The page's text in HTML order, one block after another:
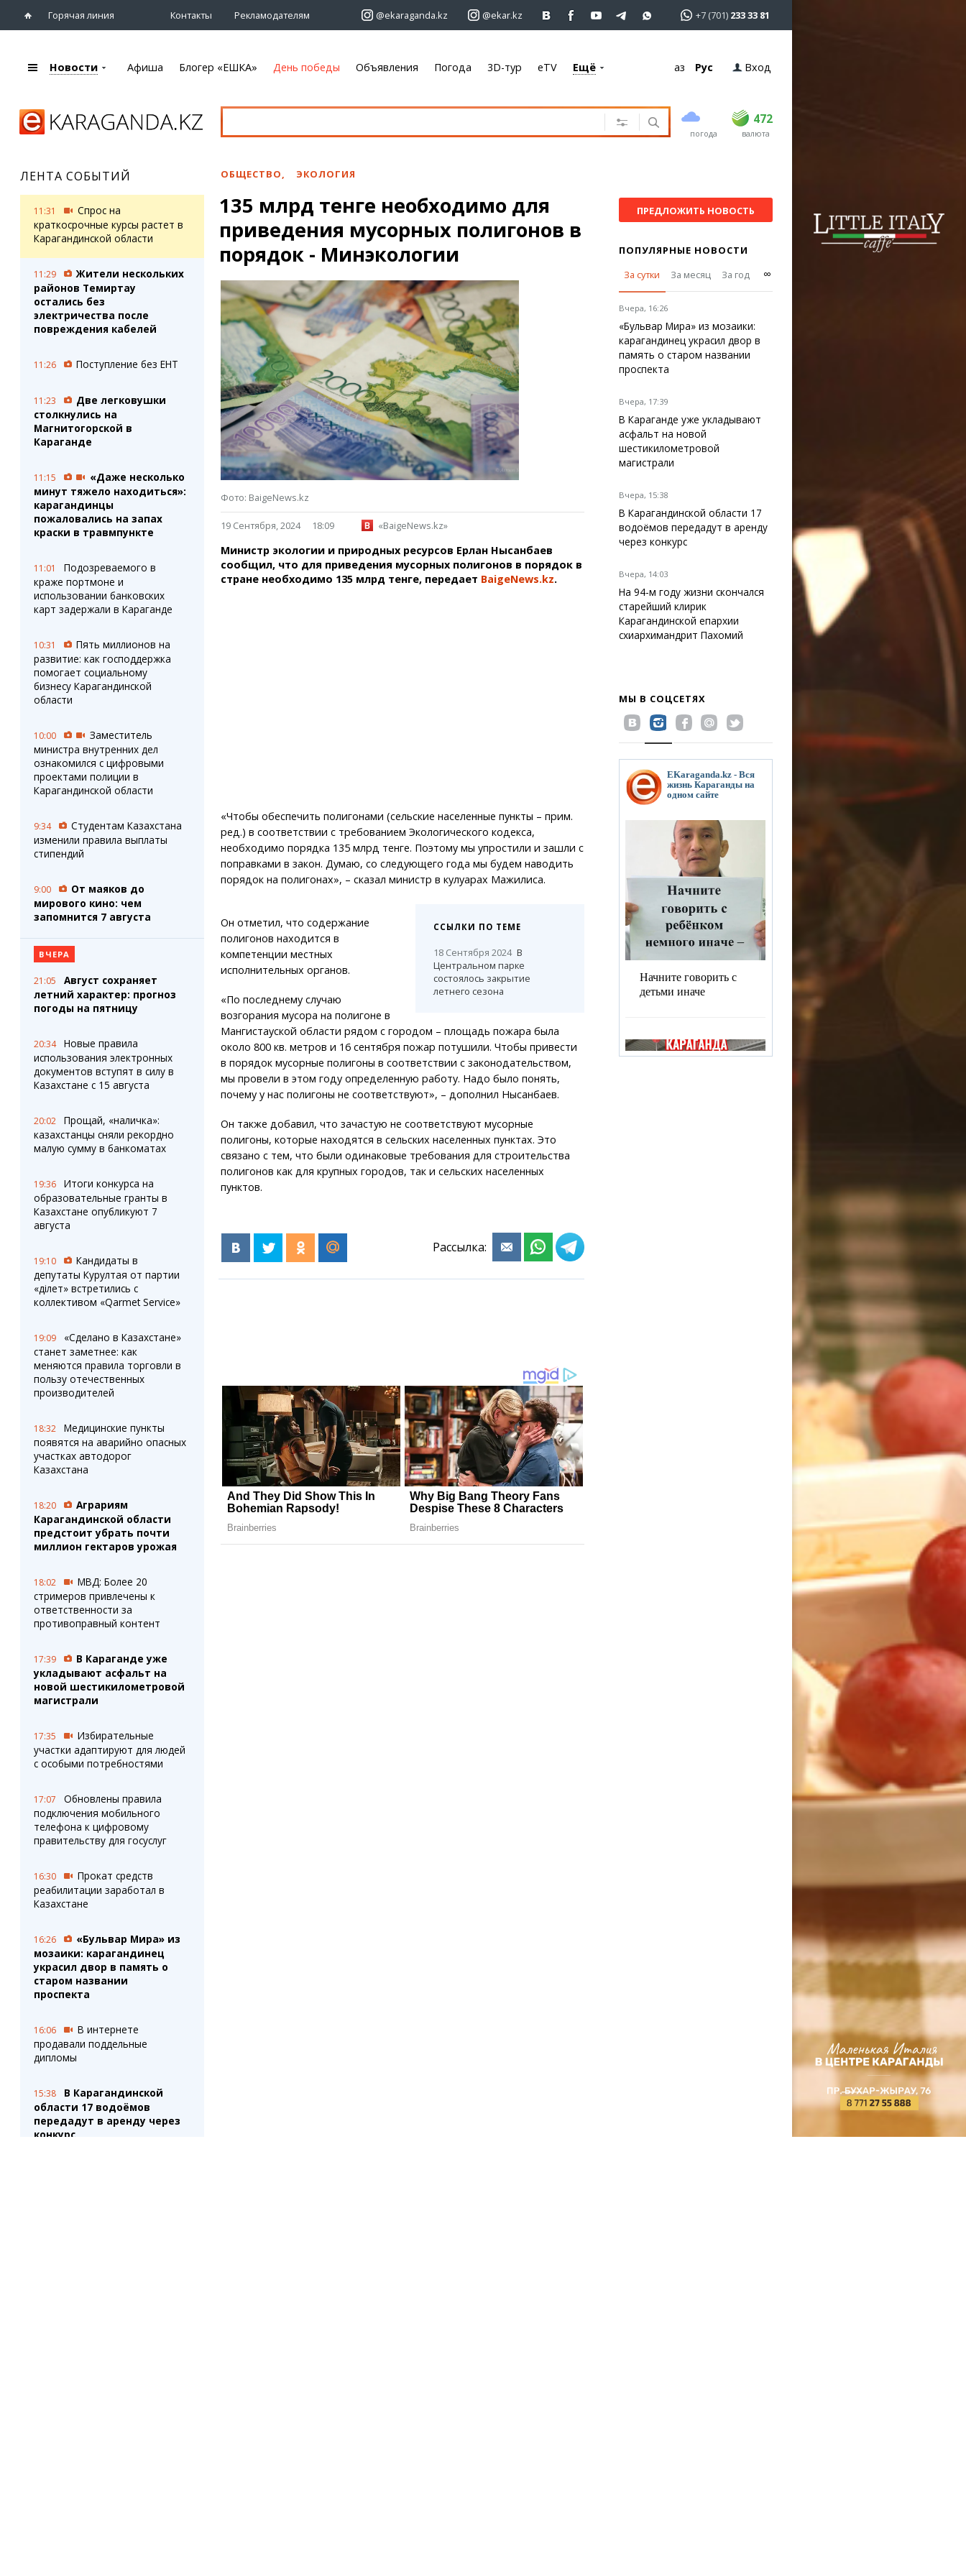
Горячая линия Контакты Рекламодателям @ekaraganda.kz @ekar.kz +7 (701) 233 33 81
Караганды
eTV
Рассылка новостей
Персоны
Афиша
Театры
Спорт
Выставки
Цирк и зоопарк
Объявления
Услуги
Электроника
Мебель
Блогер «ЕШКА»
Лента блогера
Штрихи
Коллаж недели
Ешкин гороскоп
Карты
Web-камеры
Пробки
Карта Караганды
Организации
Мой участковый
Перекрытие дорог
Погода
Караганда
Темиртау
Балхаш
Жезказган
Медиа
Фото
3D-тур
Timelapse
Сервисы
Переводчик
Справочник
Расписание транспорта
Автобусные остановки
Экстренные службы
Купить шины, легко!
Новости Афиша Блогер «ЕШКА» День победы Объявления Погода 3D-тур eTV Ещё Қаз Рус Вход
погода
472
USD 468.5 472
EUR валюта
ЛЕНТА СОБЫТИЙ
11:31
Спрос на
краткосрочные курсы растет в
Карагандинской области
11:29
Жители нескольких
районов Темиртау
остались без
электричества после
повреждения кабелей
11:26 Поступление без ЕНТ
11:23
Две легковушки
столкнулись на
Магнитогорской в
Караганде
11:15
«Даже несколько
минут тяжело находиться»:
карагандинцы
пожаловались на запах
краски в травмпункте
11:01
Подозреваемого в
краже портмоне и
использовании банковских
карт задержали в Караганде
10:31
Пять миллионов на
развитие: как господдержка
помогает социальному
бизнесу Карагандинской
области
10:00
Заместитель
министра внутренних дел
ознакомился с цифровыми
проектами полиции в
Карагандинской области
9:34
Студентам Казахстана
изменили правила выплаты
стипендий
9:00
От маяков до
мирового кино: чем
запомнится 7 августа
ВЧЕРА
21:05
Август сохраняет
летний характер: прогноз
погоды на пятницу
20:34
Новые правила
использования электронных
документов вступят в силу в
Казахстане с 15 августа
20:02
Прощай, «наличка»:
казахстанцы сняли рекордно
малую сумму в банкоматах
19:36
Итоги конкурса на
образовательные гранты в
Казахстане опубликуют 7
августа
19:10
Кандидаты в
депутаты Курултая от партии
«Әділет» встретились с
коллективом «Qarmet Service»
19:09
«Сделано в Казахстане»
станет заметнее: как
меняются правила торговли в
пользу отечественных
производителей
18:32
Медицинские пункты
появятся на аварийно опасных
участках автодорог
Казахстана
18:20
Аграриям
Карагандинской области
предстоит убрать почти
миллион гектаров урожая
18:02
МВД: Более 20
стримеров привлечены к
ответственности за
противоправный контент
17:39
В Караганде уже
укладывают асфальт на
новой шестикилометровой
магистрали
17:35
Избирательные
участки адаптируют для людей
с особыми потребностями
17:07
Обновлены правила
подключения мобильного
телефона к цифровому
правительству для госуслуг
16:30
Прокат средств
реабилитации заработал в
Казахстане
16:26
«Бульвар Мира» из
мозаики: карагандинец
украсил двор в память о
старом названии
проспекта
16:06
В интернете
продавали поддельные
дипломы
15:38
В Карагандинской
области 17 водоёмов
передадут в аренду через
конкурс
ОБЩЕСТВО, ЭКОЛОГИЯ
135 млрд тенге необходимо для
приведения мусорных полигонов в
порядок - Минэкологии
Фото: BaigeNews.kz
19 Сентября, 2024 18:09 «BaigeNews.kz»
Министр экологии и природных ресурсов Ерлан Нысанбаев
сообщил, что для приведения мусорных полигонов в порядок в
стране необходимо 135 млрд тенге, передает BaigeNews.kz.
«Чтобы обеспечить полигонами (сельские населенные пункты – прим.
ред.) в соответствии с требованием Экологического кодекса,
необходимо порядка 135 млрд тенге. Поэтому мы упростили и зашли с
поправками в закон. Думаю, со следующего года мы будем наводить
порядок на полигонах», – сказал министр в кулуарах Мажилиса.
ССЫЛКИ ПО ТЕМЕ
18 Сентября 2024 В
Центральном парке
состоялось закрытие
летнего сезона
Он отметил, что содержание
полигонов находится в
компетенции местных
исполнительных органов.
«По последнему случаю
возгорания мусора на полигоне в
Мангистауской области рядом с городом – площадь пожара была
около 800 кв. метров и 16 сентября пожар потушили. Чтобы привести
в порядок мусорные полигоны в соответствии с законодательством,
мы провели в этом году определенную работу. Надо было понять,
почему у нас полигоны не соответствуют», – дополнил Нысанбаев.
Он также добавил, что зачастую не соответствуют мусорные
полигоны, которые находятся в сельских населенных пунктах. Это
связано с тем, что были одинаковые требования для строительства
полигонов как для крупных городов, так и сельских населенных
пунктов.
Рассылка:
ПРЕДЛОЖИТЬ НОВОСТЬ
ПОПУЛЯРНЫЕ НОВОСТИ
За сутки
За месяц За год ∞
Вчера, 16:26
«Бульвар Мира» из мозаики:
карагандинец украсил двор в
память о старом названии
проспекта
Вчера, 17:39
В Караганде уже укладывают
асфальт на новой
шестикилометровой
магистрали
Вчера, 15:38
В Карагандинской области 17
водоёмов передадут в аренду
через конкурс
Вчера, 14:03
На 94-м году жизни скончался
старейший клирик
Карагандинской епархии
схиархимандрит Пахомий
МЫ В СОЦСЕТЯХ
EKaraganda.kz - Вся
жизнь Караганды на
одном сайте